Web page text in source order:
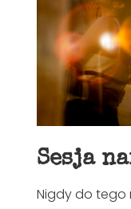
Sesja
Nigdy do tego